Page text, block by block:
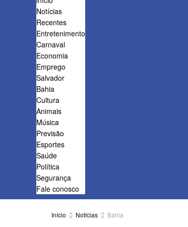
Notícias
Recentes
Entretenimento
Carnaval
Economia
Emprego
Salvador
Bahia
Cultura
Animais
Música
Previsão
Esportes
Saúde
Política
Segurança
Fale conosco
Início Notícias Bahia